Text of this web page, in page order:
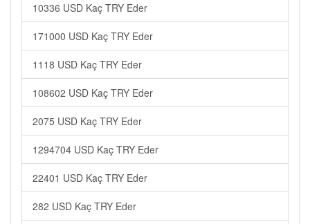
10336 USD Kaç TRY Eder
171000 USD Kaç TRY Eder
1118 USD Kaç TRY Eder
108602 USD Kaç TRY Eder
2075 USD Kaç TRY Eder
1294704 USD Kaç TRY Eder
22401 USD Kaç TRY Eder
282 USD Kaç TRY Eder